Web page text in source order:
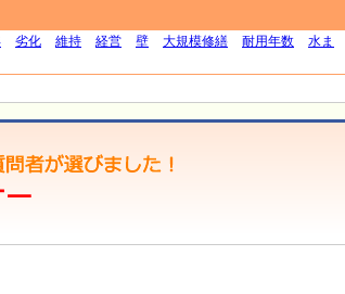
劣化 維持 経営 壁 大規模修繕 耐用年数
水ま